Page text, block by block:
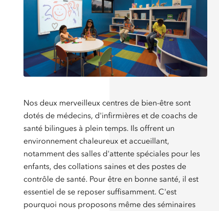
Nos deux merveilleux centres de bien-être sont
dotés de médecins, d'infirmières et de coachs de
santé bilingues à plein temps. Ils offrent un
environnement chaleureux et accueillant,
notamment des salles d'attente spéciales pour les
enfants, des collations saines et des postes de
contrôle de santé. Pour être en bonne santé, il est
essentiel de se reposer suffisamment. C'est
pourquoi nous proposons même des séminaires